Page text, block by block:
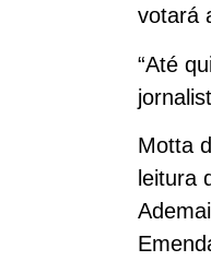
votará
“Até
Motta
leitura